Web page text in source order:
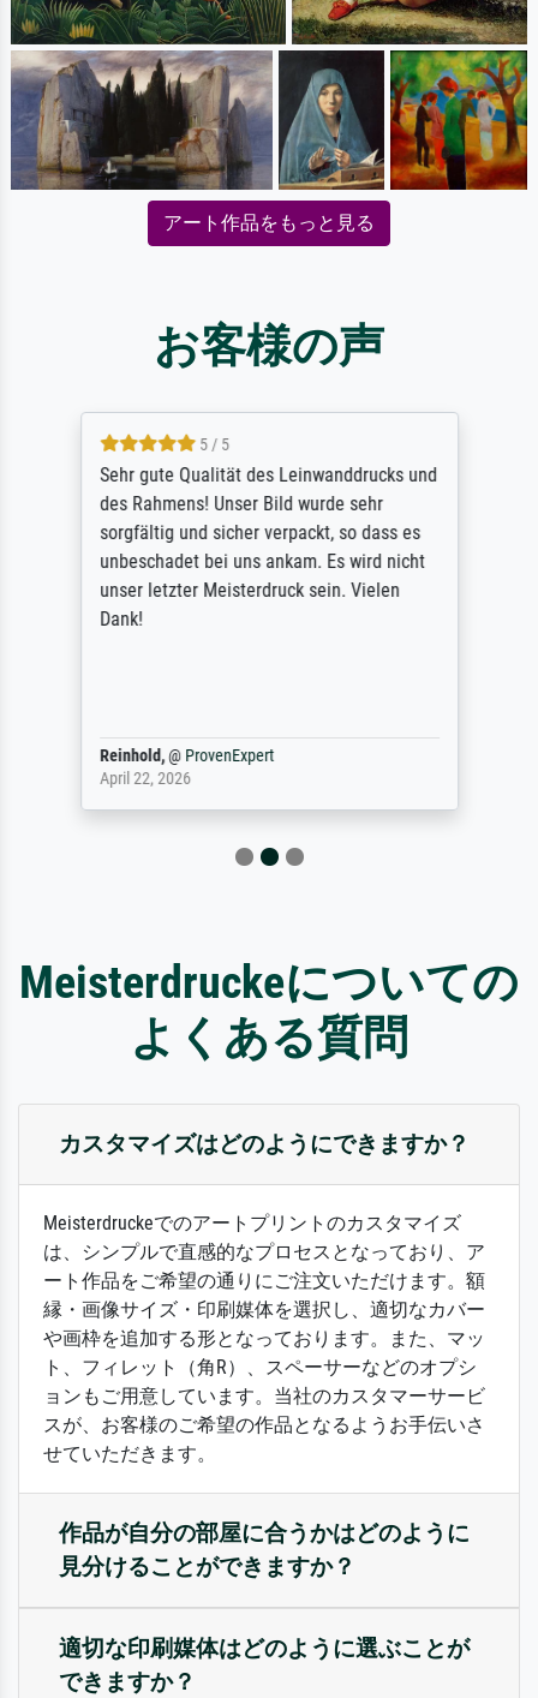
アート作品をもっと見る
お客様の声
5 / 5
Sehr gute Qualität des Leinwanddrucks und
des Rahmens! Unser Bild wurde sehr
sorgfältig und sicher verpackt, so dass es
unbeschadet bei uns ankam. Es wird nicht
unser letzter Meisterdruck sein. Vielen
Dank!
Reinhold,@ ProvenExpert
April 22, 2026
Meisterdruckeについての
よくある質問
カスタマイズはどのようにできますか？
Meisterdruckeでのアートプリントのカスタマイズ
は、シンプルで直感的なプロセスとなっており、ア
ート作品をご希望の通りにご注文いただけます。額
縁・画像サイズ・印刷媒体を選択し、適切なカバー
や画枠を追加する形となっております。また、マッ
ト、フィレット（角R）、スペーサーなどのオプシ
ョンもご用意しています。当社のカスタマーサービ
スが、お客様のご希望の作品となるようお手伝いさ
せていただきます。
作品が自分の部屋に合うかはどのように
見分けることができますか？
適切な印刷媒体はどのように選ぶことが
できますか？